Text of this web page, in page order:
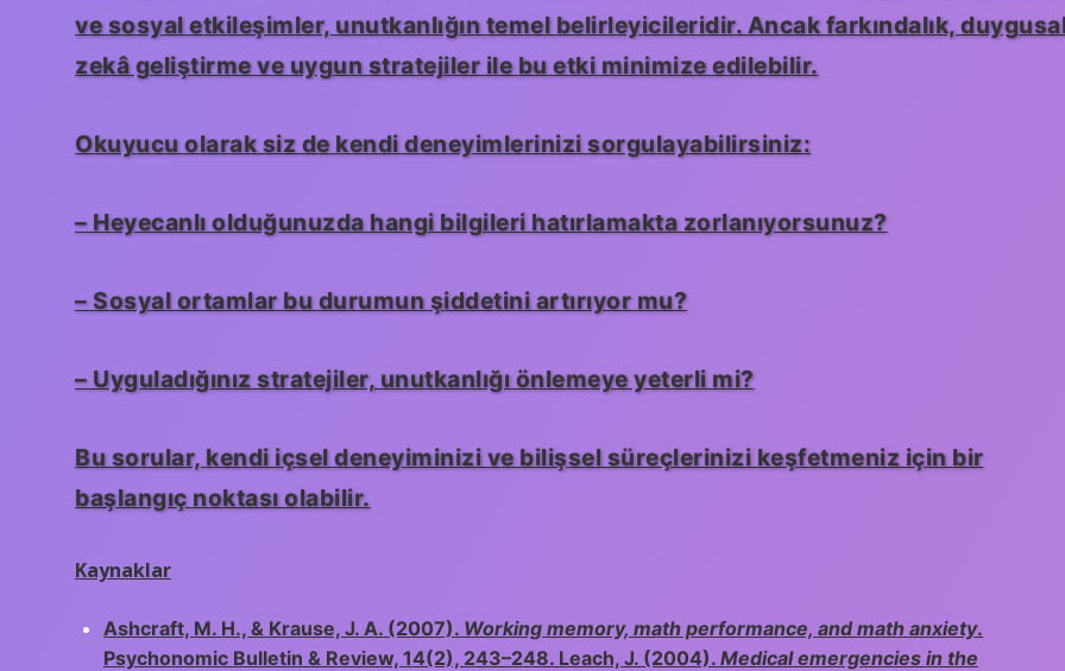
ve sosyal etkileşimler, unutkanlığın temel belirleyicileridir. Ancak farkındalık,
zekâgeliştirme ve uygun stratejiler ile bu etki minimize edilebilir.
Okuyucu olarak siz de kendi deneyimlerinizi sorgulayabilirsiniz:
– Heyecanlı olduğunuzda hangi bilgileri hatırlamakta zorlanıyorsunuz?
– Sosyal ortamlar bu durumun şiddetini artırıyor mu?
– Uyguladığınız stratejiler, unutkanlığı önlemeye yeterli mi?
Bu sorular, kendi içsel deneyiminizi ve bilişsel süreçlerinizi keşfetmeniz için bir
başlangıç noktası olabilir.
Kaynaklar
Ashcraft, M. H., & Krause, J. A. (2007). Working memory, math performance, and math anxiety.
Psychonomic Bulletin & Review, 14(2), 243–248. Leach, J. (2004). Medical emergencies in the